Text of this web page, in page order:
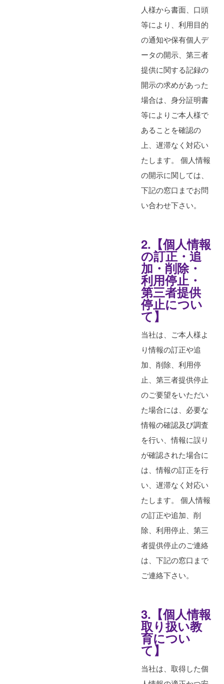
人様から書面、口頭
等により、利用目的
の通知や保有個人デ
ータの開示、第三者
提供に関する記録の
開示の求めがあった
場合は、身分証明書
等によりご本人様で
あることを確認の
上、遅滞なく対応い
たします。 個人情報
の開示に関しては、
下記の窓口までお問
い合わせ下さい。
2.【個人情報
の訂正・追
加・削除・
利用停止・
第三者提供
停止につい
て】
当社は、ご本人様よ
り情報の訂正や追
加、削除、利用停
止、第三者提供停止
のご要望をいただい
た場合には、必要な
情報の確認及び調査
を行い、情報に誤り
が確認された場合に
は、情報の訂正を行
い、遅滞なく対応い
たします。 個人情報
の訂正や追加、削
除、利用停止、第三
者提供停止のご連絡
は、下記の窓口まで
ご連絡下さい。
3.【個人情報
取り扱い教
育につい
て】
当社は、取得した個